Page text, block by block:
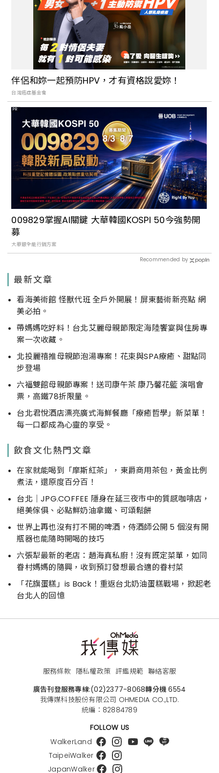
伴侶和妳一起預防HPV，才有資格說愛妳！
台灣癌症基金會
PR
009829掌握AI關鍵 大華韓國KOSPI 50今強勢開
募
大華銀全能行銷方案
Recommended by
最新文章
看海美術館 怪獸代班 全戶外開展！屏東藝術新亮點 網
美必拍。
帶媽媽吃好料！台北艾麗母親節限定海陸饗宴與住房專
案一次收藏。
北投麗禧推母親節泡湯專案！花束與SPA療癒、甜點同
步登場
六福雙館母親節專案！送司康午茶 康乃馨花籃 演唱會
票，高鐵78折限量。
台北君悅酒店漂亮廣式海鮮餐廳「療癒哲學」新菜單！
每一口都成為心靈的享受。
飲食文化熱門文章
在家就能喝到「摩斯紅茶」，東爵商用茶包，黃金比例
煮法，還原度百分百！
台北｜JPG.COFFEE 隱身在延三夜市中的質感咖啡店，
絕美傢俱、必點鮮奶油拿鐵、可頌鬆餅
世界上再也沒有打不開的啤酒，侍酒師公開 5 個沒有開
瓶器也能隨時開喝的技巧
六張犁最新的老店：趙海真私廚！沒有既定菜單，如同
眷村媽媽的隨興，收到預訂發想最合適的眷村菜
「花旗蛋糕」is Back！重返台北奶油蛋糕戰場，掀起老
台北人的回憶
服務條款 隱私權政策 評鑑規範 聯絡客服
廣告刊登服務專線:(02)2377-8068轉分機 6554
我傳媒科技股份有限公司 OHMEDIA CO.,LTD.
統編：82884789
FOLLOW US
WalkerLand
TaipeiWalker
JapanWalker